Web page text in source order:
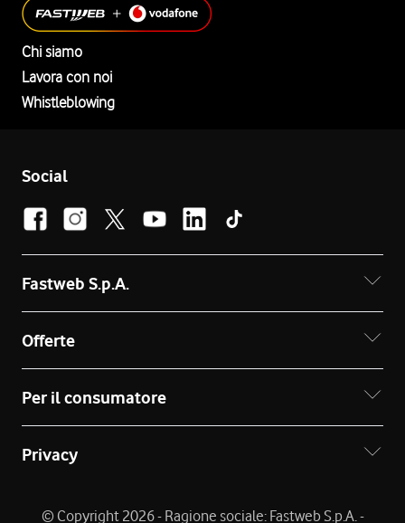
Chi siamo
Lavora con noi
Whistleblowing
Social
Fastweb S.p.A.
Offerte
Per il consumatore
Privacy
© Copyright 2026 - Ragione sociale: Fastweb S.p.A. -